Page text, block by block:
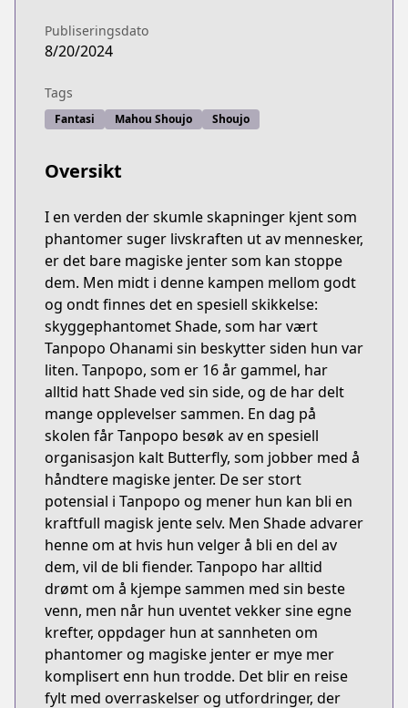
Publiseringsdato
8/20/2024
Tags
Fantasi Mahou Shoujo Shoujo
Oversikt
I en verden der skumle skapninger kjent som
phantomer suger livskraften ut av mennesker,
er det bare magiske jenter som kan stoppe
dem. Men midt i denne kampen mellom godt
og ondt finnes det en spesiell skikkelse:
skyggephantomet Shade, som har vært
Tanpopo Ohanami sin beskytter siden hun var
liten. Tanpopo, som er 16 år gammel, har
alltid hatt Shade ved sin side, og de har delt
mange opplevelser sammen. En dag på
skolen får Tanpopo besøk av en spesiell
organisasjon kalt Butterfly, som jobber med å
håndtere magiske jenter. De ser stort
potensial i Tanpopo og mener hun kan bli en
kraftfull magisk jente selv. Men Shade advarer
henne om at hvis hun velger å bli en del av
dem, vil de bli fiender. Tanpopo har alltid
drømt om å kjempe sammen med sin beste
venn, men når hun uventet vekker sine egne
krefter, oppdager hun at sannheten om
phantomer og magiske jenter er mye mer
komplisert enn hun trodde. Det blir en reise
fylt med overraskelser og utfordringer, der